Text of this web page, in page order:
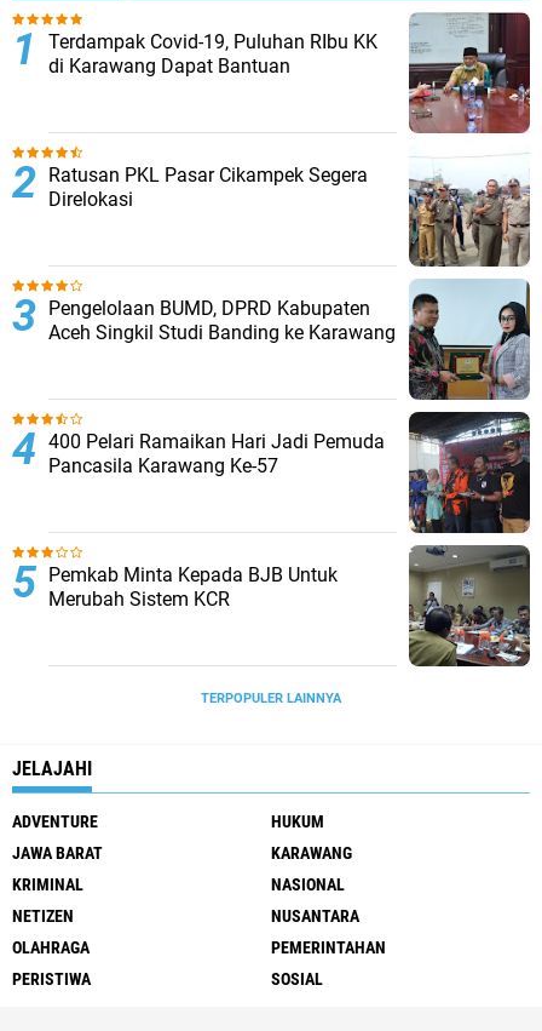
Terdampak Covid-19, Puluhan RIbu KK
di Karawang Dapat Bantuan
Ratusan PKL Pasar Cikampek Segera
Direlokasi
Pengelolaan BUMD, DPRD Kabupaten
Aceh Singkil Studi Banding ke Karawang
400 Pelari Ramaikan Hari Jadi Pemuda
Pancasila Karawang Ke-57
Pemkab Minta Kepada BJB Untuk
Merubah Sistem KCR
TERPOPULER LAINNYA
JELAJAHI
ADVENTURE
HUKUM
JAWA BARAT
KARAWANG
KRIMINAL
NASIONAL
NETIZEN
NUSANTARA
OLAHRAGA
PEMERINTAHAN
PERISTIWA
SOSIAL